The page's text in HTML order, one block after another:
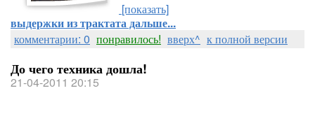
[показать]
выдержки из трактата дальше...
комментарии: 0 понравилось! вверх^ к полной версии
До чего техника дошла!
21-04-2011 20:15